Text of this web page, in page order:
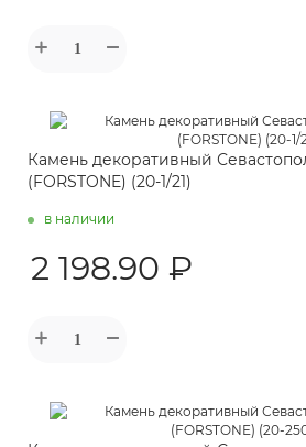
Камень декоративный
(FORSTONE) (20-1/21)
в наличии
2 198.90 ₽